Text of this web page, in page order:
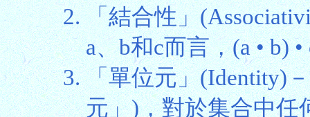
「結合性」
a、b和c而言，(a • b) •
「單位元」(Identity)
元」)，對於集合中任